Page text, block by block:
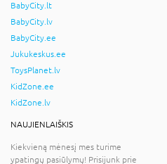
BabyCity.lt
BabyCity.lv
BabyCity.ee
Jukukeskus.ee
ToysPlanet.lv
KidZone.ee
KidZone.lv
NAUJIENLAIŠKIS
Kiekvieną mėnesį mes turime
ypatingų pasiūlymų! Prisijunk prie